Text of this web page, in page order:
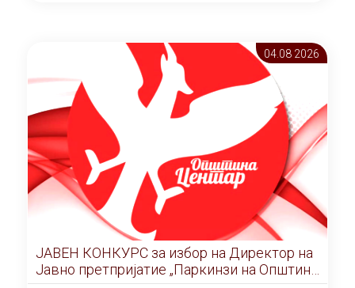
Скопје” број 9/2026), за времетраење од 3
(три) години од денот на потпишувањето на
Договорот за закуп со најповолниот
понудувач.
04.08 2026
ЈАВЕН КОНКУРС за избор на Директор на
Јавно претпријатие „Паркинзи на Општина